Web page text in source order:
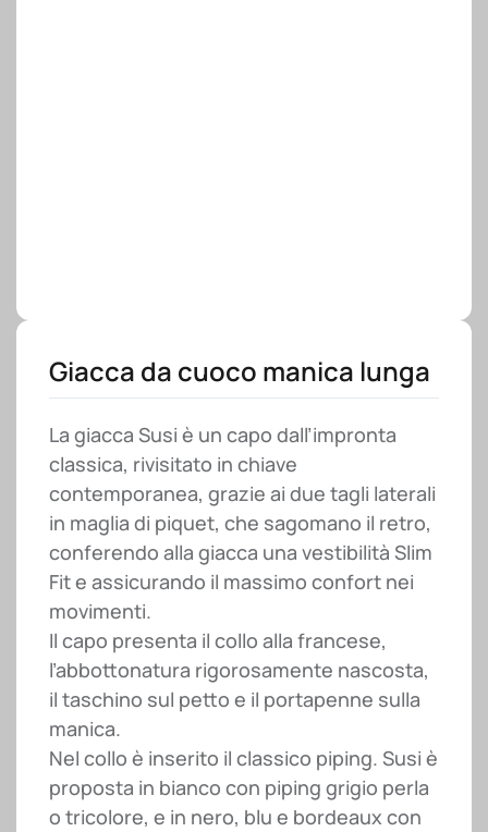
Giacca da cuoco manica lunga
La giacca Susi è un capo dall’impronta
classica, rivisitato in chiave
contemporanea, grazie ai due tagli laterali
in maglia di piquet, che sagomano il retro,
conferendo alla giacca una vestibilità Slim
Fit e assicurando il massimo confort nei
movimenti.
Il capo presenta il collo alla francese,
l’abbottonatura rigorosamente nascosta,
il taschino sul petto e il portapenne sulla
manica.
Nel collo è inserito il classico piping. Susi è
proposta in bianco con piping grigio perla
o tricolore, e in nero, blu e bordeaux con